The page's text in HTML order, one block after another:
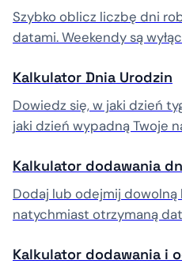
Szybko oblicz liczbę dni
datami. Weekendy są
Kalkulator Dnia Urodzin
Dowiedz się, w jaki dzień
jaki dzień wypadną Twoje
Kalkulator dodawania
Dodaj lub odejmij
natychmiast otrzymaną
Kalkulator dodawania i